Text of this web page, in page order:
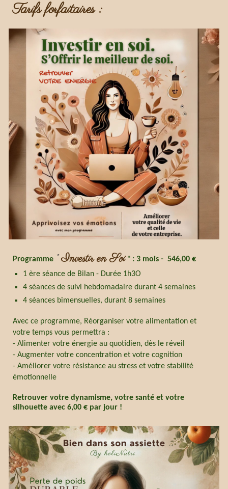
Tarifs forfaitaires :
Programme "Investir en Soi" : 3 mois - 546,00 €
1 ère séance de Bilan - Durée 1h3O
4 séances de suivi hebdomadaire durant 4 semaines
4 séances bimensuelles, durant 8 semaines
Avec ce programme, Réorganiser votre alimentation et
votre temps vous permettra :
- Alimenter votre énergie au quotidien, dès le réveil
- Augmenter votre concentration et votre cognition
- Améliorer votre résistance au stress et votre stabilité
émotionnelle
Retrouver votre dynamisme, votre santé et votre
silhouette avec 6,00 € par jour !